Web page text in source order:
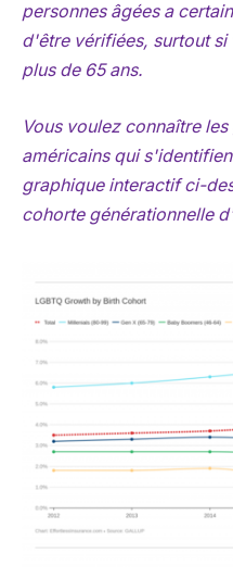
personnes âgées a
d'être vérifiées, surtout si
plus de 65 ans.
Vous voulez connaître
américains qui
graphique interactif ci-
cohorte générationnelle